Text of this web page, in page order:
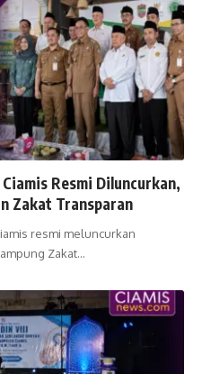
Resmi Diluncurkan,
Zakat Transparan
resmi meluncurkan
Zakat…